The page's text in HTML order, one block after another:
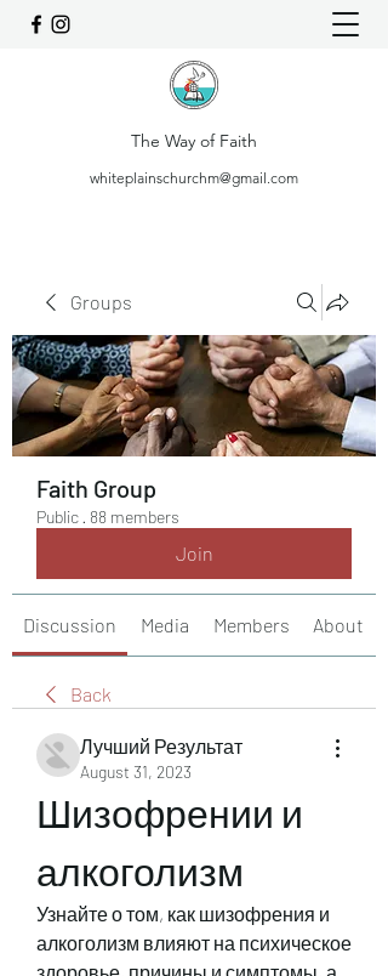
The Way of Faith
whiteplainschurchm@gmail.com
Groups
Faith Group
Public · 88 members
Join
Discussion Media Members About
Back
Лучший Результат
August 31, 2023
Шизофрении и
алкоголизм
Узнайте о том, как шизофрения и
алкоголизм влияют на психическое